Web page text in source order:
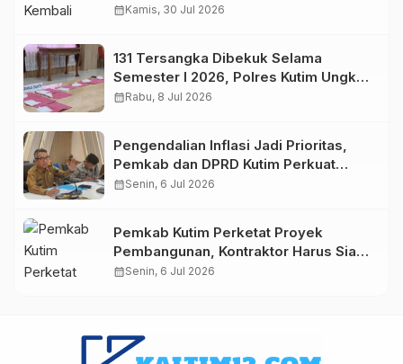
calendar_monthKamis, 30 Jul 2026
131 Tersangka Dibekuk Selama
Semester I 2026, Polres Kutim Ungkap
112 Kasus Narkoba
calendar_monthRabu, 8 Jul 2026
Pengendalian Inflasi Jadi Prioritas,
Pemkab dan DPRD Kutim Perkuat
Sinergi Jaga Stabilitas Harga
calendar_monthSenin, 6 Jul 2026
Pemkab Kutim Perketat Proyek
Pembangunan, Kontraktor Harus Siap
Modal dan Tanggung Jawab
calendar_monthSenin, 6 Jul 2026